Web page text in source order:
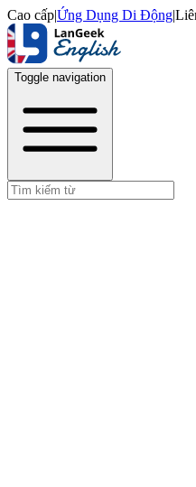
Cao cấp|Ứng Dụng Di Động|
Toggle navigation